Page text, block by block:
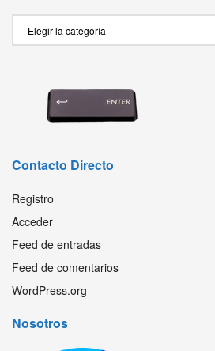
Contacto Directo
Registro
Acceder
Feed de entradas
Feed de comentarios
WordPress.org
Nosotros